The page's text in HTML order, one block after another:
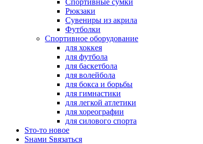
Спортивные сумки
Рюкзаки
Сувениры из акрила
Футболки
Спортивное оборудование
для хоккея
для футбола
для баскетбола
для волейбола
для бокса и борьбы
для гимнастики
для легкой атлетики
для хореографии
для силового спорта
Sто-то новое
Sнами Sвязаться